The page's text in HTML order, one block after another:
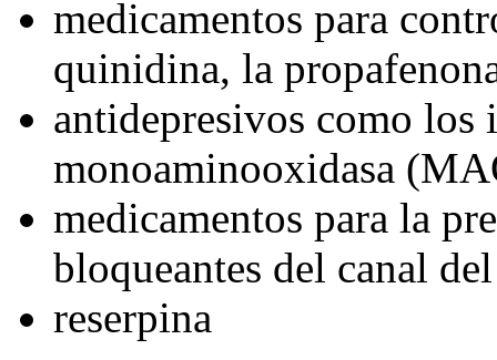
medicamentos para
quinidina, la
antidepresivos como los
monoaminooxidasa
medicamentos para la
bloqueantes del canal
reserpina